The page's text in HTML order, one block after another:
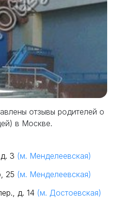
отзывы родителей о
в Москве.
3 (м. Менделеевская)
25 (м. Менделеевская)
д. 14 (м. Достоевская)